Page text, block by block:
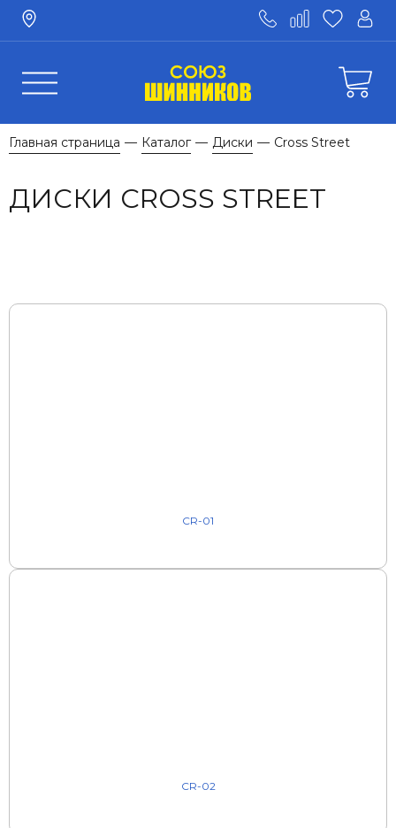
Главная страница — Каталог — Диски — Cross Street
ДИСКИ CROSS STREET
CR-01
CR-02